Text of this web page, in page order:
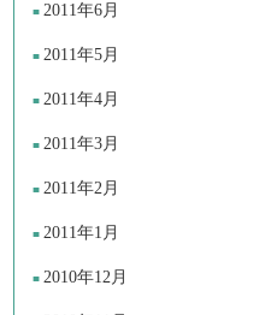
2011年6月
2011年5月
2011年4月
2011年3月
2011年2月
2011年1月
2010年12月